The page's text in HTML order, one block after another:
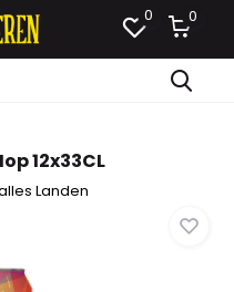
0 0
12x33CL
Landen